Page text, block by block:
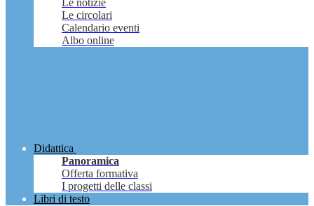
Le notizie
Le circolari
Calendario eventi
Albo online
Didattica
Panoramica
Offerta formativa
I progetti delle classi
Libri di testo